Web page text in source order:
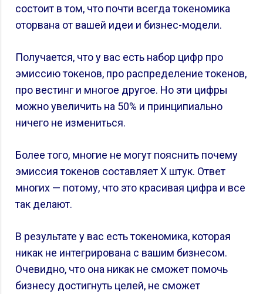
состоит в том, что почти всегда токеномика
оторвана от вашей идеи и бизнес-модели.
Получается, что у вас есть набор цифр про
эмиссию токенов, про распределение токенов,
про вестинг и многое другое. Но эти цифры
можно увеличить на 50% и принципиально
ничего не измениться.
Более того, многие не могут пояснить почему
эмиссия токенов составляет Х штук. Ответ
многих — потому, что это красивая цифра и все
так делают.
В результате у вас есть токеномика, которая
никак не интегрирована с вашим бизнесом.
Очевидно, что она никак не сможет помочь
бизнесу достигнуть целей, не сможет